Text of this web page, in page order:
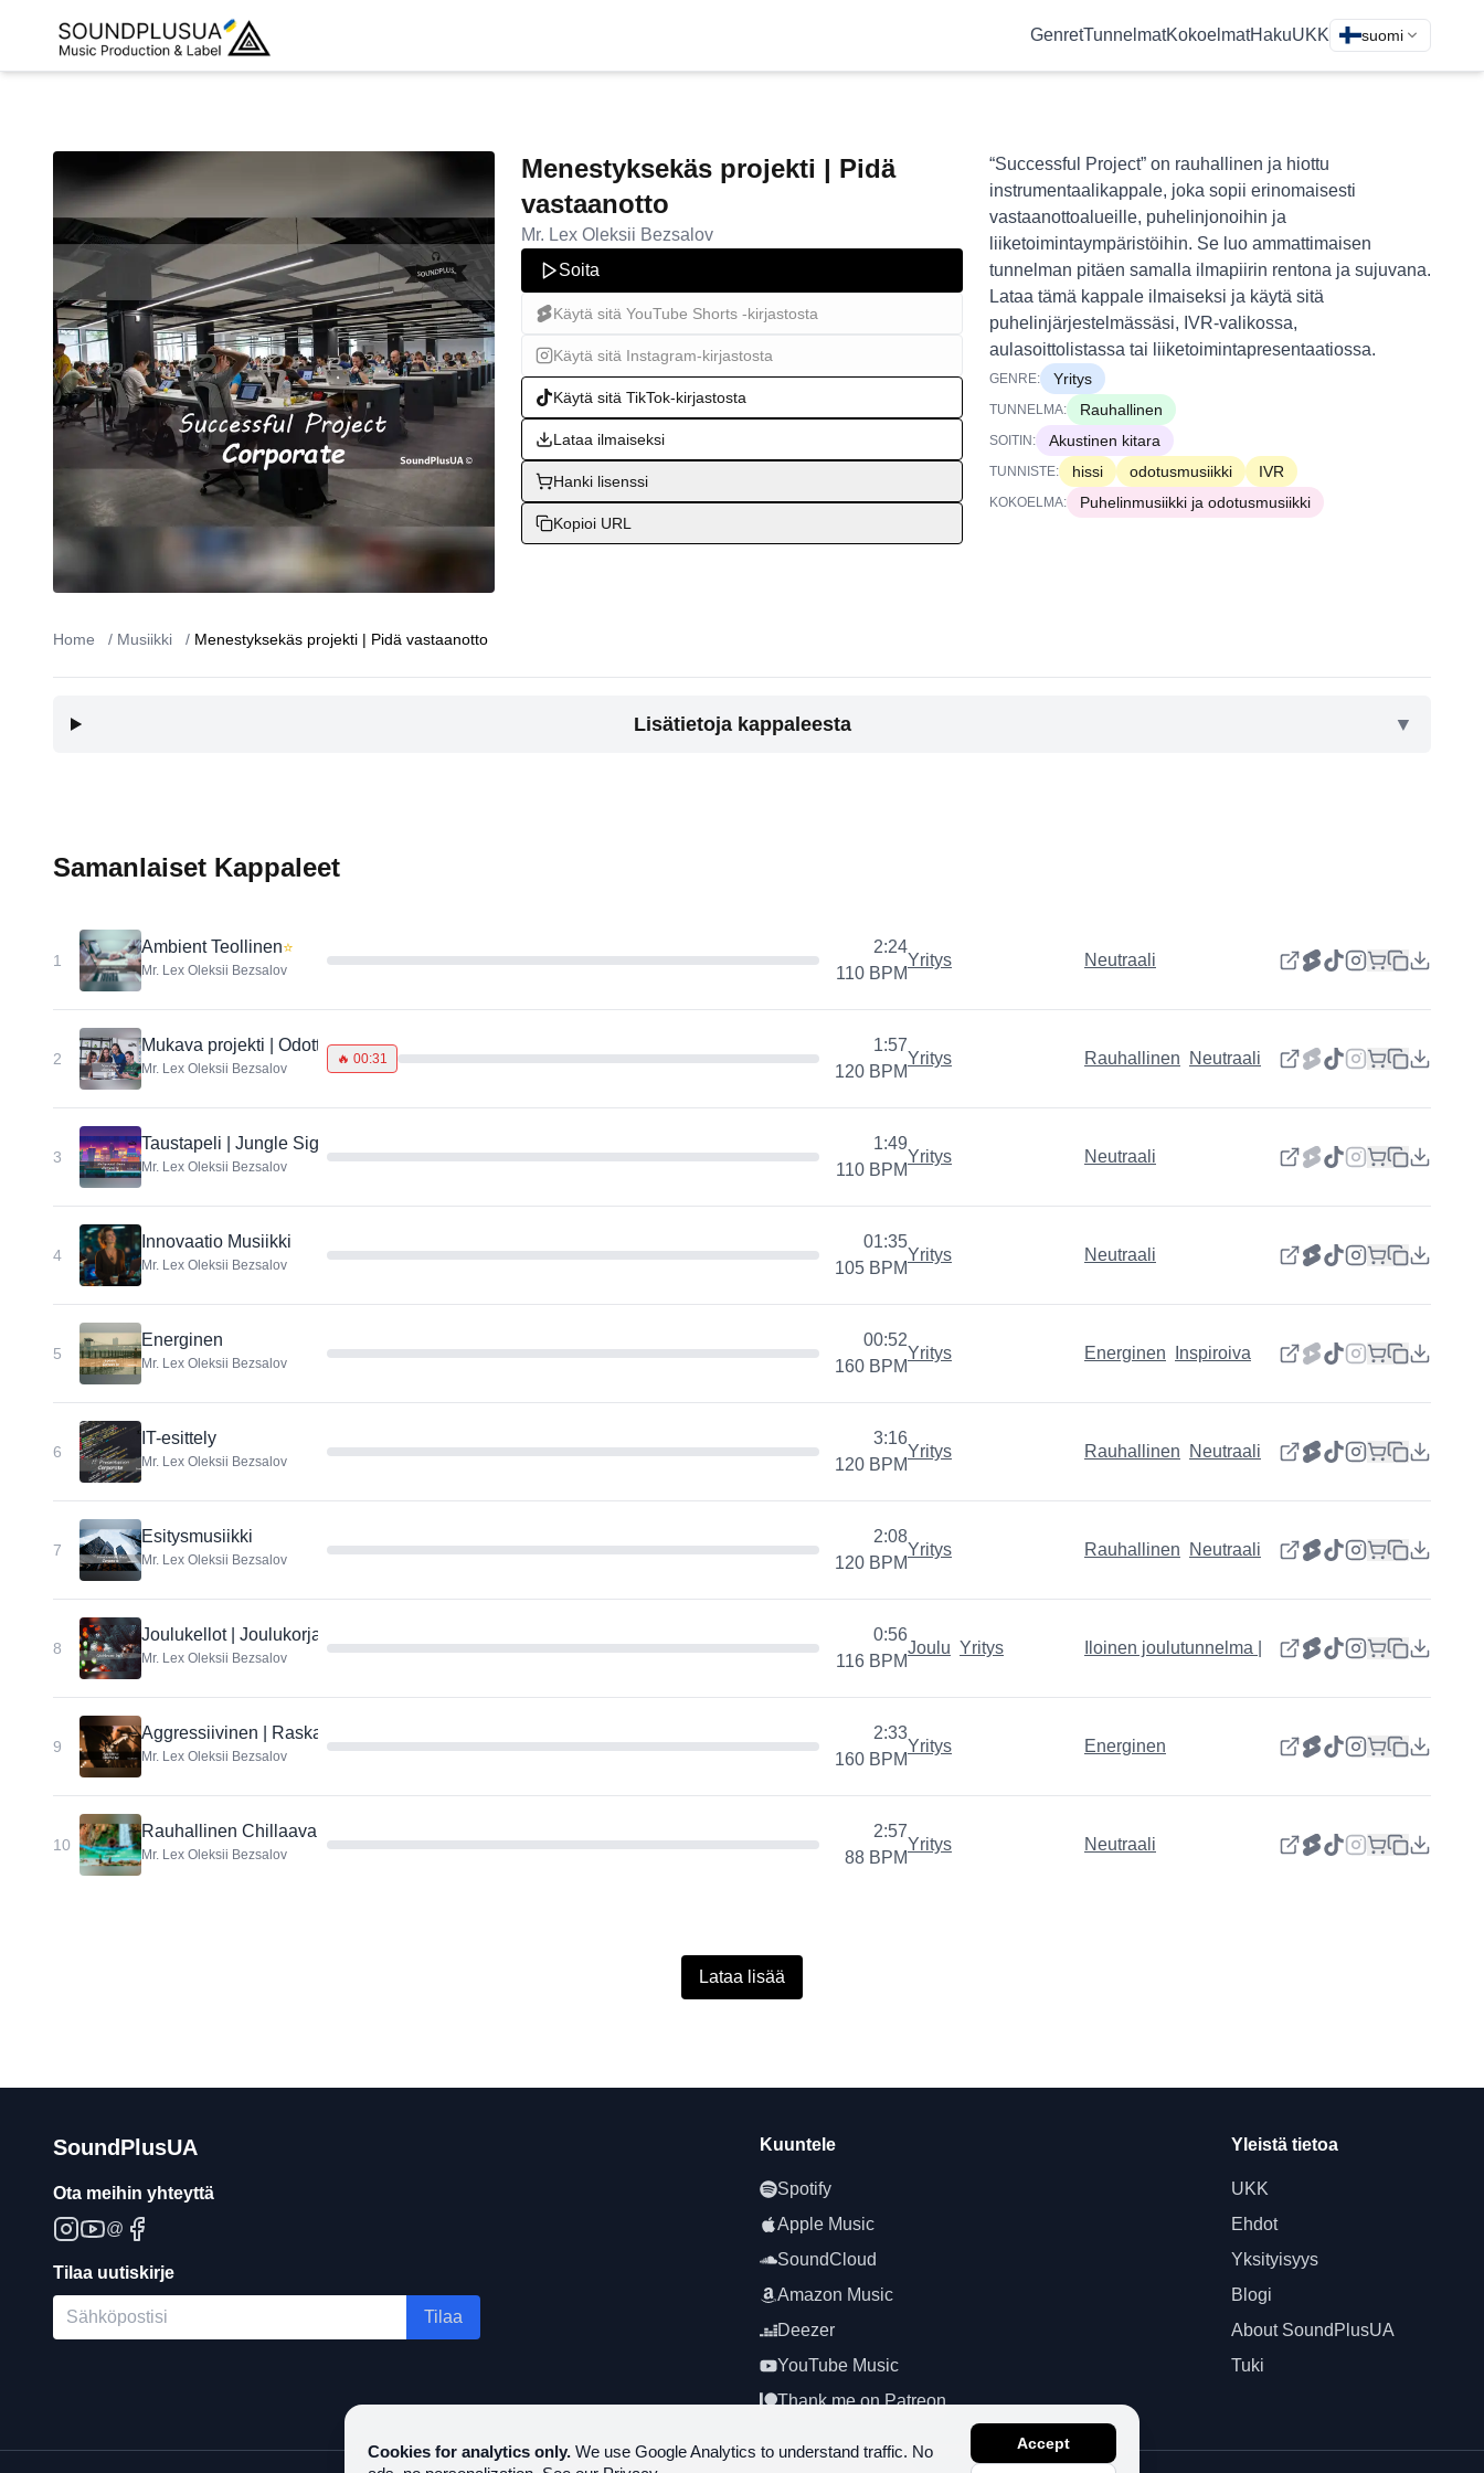
Cookies for analytics only. We use Google Analytics to understand traffic. No
Accept
GenretTunnelmatKokoelmatHakuUKK suomi
Menestyksekäs projekti | Pidä
vastaanotto
Mr. Lex Oleksii Bezsalov
Soita
Käytä sitä YouTube Shorts -kirjastosta
Käytä sitä Instagram-kirjastosta
Käytä sitä TikTok-kirjastosta
Lataa ilmaiseksi
Hanki lisenssi
Kopioi URL
“Successful Project” on rauhallinen ja hiottu
instrumentaalikappale, joka sopii erinomaisesti
vastaanottoalueille, puhelinjonoihin ja
liiketoimintaympäristöihin. Se luo ammattimaisen
tunnelman pitäen samalla ilmapiirin rentona ja sujuvana.
Lataa tämä kappale ilmaiseksi ja käytä sitä
puhelinjärjestelmässäsi, IVR-valikossa,
aulasoittolistassa tai liiketoimintapresentaatiossa.
GENRE: Yritys
TUNNELMA: Rauhallinen
SOITIN: Akustinen kitara
TUNNISTE: hissi odotusmusiikki IVR
KOKOELMA: Puhelinmusiikki ja odotusmusiikki
Home / Musiikki / Menestyksekäs projekti | Pidä vastaanotto
Lisätietoja kappaleesta ▼
Samanlaiset Kappaleet
1
Ambient Teollinen⭐
Mr. Lex Oleksii Bezsalov
2:24
110 BPM
Yritys Neutraali
2
Mukava projekti | Odottaminen | Pidä | Esitys
Mr. Lex Oleksii Bezsalov
🔥 00:31
1:57
120 BPM
Yritys Rauhallinen Neutraali
3
Taustapeli | Jungle Signal
Mr. Lex Oleksii Bezsalov
1:49
110 BPM
Yritys Neutraali
4
Innovaatio Musiikki
Mr. Lex Oleksii Bezsalov
01:35
105 BPM
Yritys Neutraali
5
Energinen
Mr. Lex Oleksii Bezsalov
00:52
160 BPM
Yritys Energinen Inspiroiva
6
IT-esittely
Mr. Lex Oleksii Bezsalov
3:16
120 BPM
Yritys Rauhallinen Neutraali
7
Esitysmusiikki
Mr. Lex Oleksii Bezsalov
2:08
120 BPM
Yritys Rauhallinen Neutraali
8
Joulukellot | Joulukorjaamo
Mr. Lex Oleksii Bezsalov
0:56
116 BPM
Joulu Yritys Iloinen joulutunnelma | Hyvää uutta vuotta
9
Aggressiivinen | Raskas kitarariffi
Mr. Lex Oleksii Bezsalov
2:33
160 BPM
Yritys Energinen
10
Rauhallinen Chillaava Musiikki | Yritys | Esitys
Mr. Lex Oleksii Bezsalov
2:57
88 BPM
Yritys Neutraali
Lataa lisää
SoundPlusUA
Ota meihin yhteyttä
@
Tilaa uutiskirje
Tilaa
Kuuntele
Spotify
Apple Music
SoundCloud
Amazon Music
Deezer
YouTube Music
Thank me on Patreon
Yleistä tietoa
UKK
Ehdot
Yksityisyys
Blogi
About SoundPlusUA
Tuki